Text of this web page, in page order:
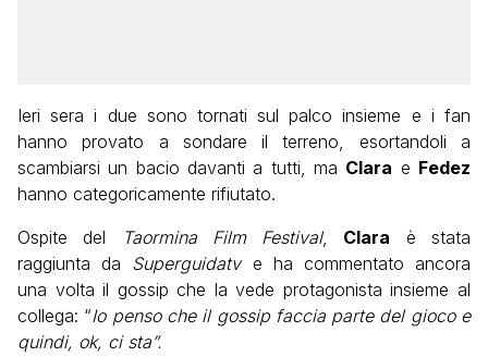
Ieri sera i due sono tornati sul palco insieme e i fan
hanno provato a sondare il terreno, esortandoli a
scambiarsi un bacio davanti a tutti, ma Clara e Fedez
hanno categoricamente rifiutato.
Ospite del
Taormina Film Festival, Clara è stata
raggiunta da Superguidatve ha commentato ancora
una volta il gossip che la vede protagonista insieme al
collega: “Io penso che il gossip faccia parte del gioco e
quindi, ok, ci sta”.